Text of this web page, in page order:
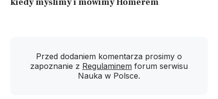
kiedy myślimy i mówimy Homerem
Przed dodaniem komentarza prosimy o
zapoznanie z Regulaminem forum serwisu
Nauka w Polsce.